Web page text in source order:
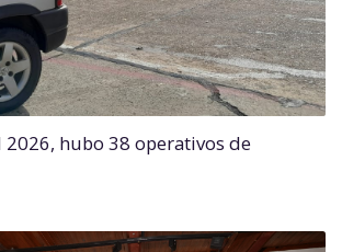
2026, hubo 38 operativos de